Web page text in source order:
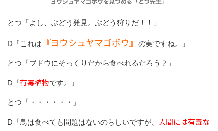
とつ「よし、ぶどう発見。ぶどう狩りだ！！」
D「これは 『ヨウシュヤマゴボウ』 の実ですね。」
とつ「ブドウにそっくりだから食べれるだろう？」
D「有毒植物です。」
とつ「・・・・・・」
D「鳥は食べても問題はないのらしいですが、
人間には有毒な